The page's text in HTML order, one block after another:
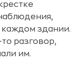
здании.
разговор,
им.